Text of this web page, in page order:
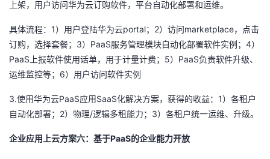
上架，用户访问华为云订购软件，平台自动化部署和运维。
具体流程： 1 ）用户登陆华为云portal； 2）访问 marketplace，点击
订购，选择套餐； 3） PaaS服务管理模块自动化部署软件实例； 4）
PaaS 上报软件使用话单，用于计量计费； 5） PaaS负责软件升级、
运维监控等； 6）用户访问软件实例
3.使用华为云PaaS应用 SaaS化解决方案，获得的收益： 1 ）各租户
自动化部署； 2）物理/逻辑多租能力； 3）各租户统一运维、升级。
企业应用上云方案六：基于PaaS的企业能力开放